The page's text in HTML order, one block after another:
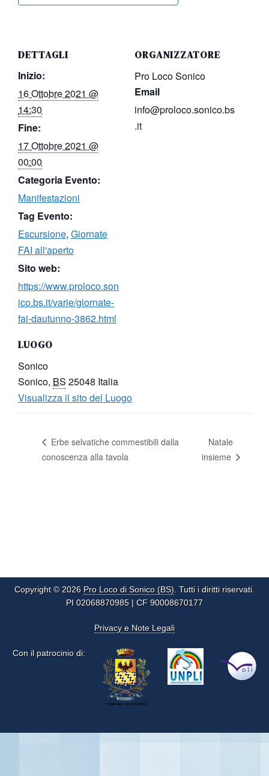
DETTAGLI
Inizio:
16 Ottobre 2021 @
14:30
Fine:
17 Ottobre 2021 @
00:00
Categoria Evento:
Manifestazioni
Tag Evento:
Escursione, Giornate
FAI all'aperto
Sito web:
https://www.proloco.son
ico.bs.it/varie/giornate-
fai-dautunno-3862.html
LUOGO
Sonico
Sonico, BS 25048 Italia
Visualizza il sito del Luogo
ORGANIZZATORE
Pro Loco Sonico
Email
info@proloco.sonico.bs
.it
Erbe selvatiche commestibili dalla
conoscenza alla tavola
Natale
insieme
Copyright © 2026 Pro Loco di Sonico (BS). Tutti i diritti riservati.
PI 02068870985 | CF 90008670177
Privacy e Note Legali
Con il patrocinio di: